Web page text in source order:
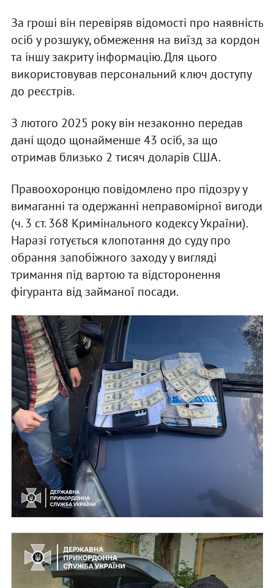
За гроші він перевіряв відомості про наявність
осіб у розшуку, обмеження на виїзд за кордон
та іншу закриту інформацію. Для цього
використовував персональний ключ доступу
до реєстрів.
З лютого 2025 року він незаконно передав
дані щодо щонайменше 43 осіб, за що
отримав близько 2 тисяч доларів США.
Правоохоронцю повідомлено про підозру у
вимаганні та одержанні неправомірної вигоди
(ч. 3 ст. 368 Кримінального кодексу України).
Наразі готується клопотання до суду про
обрання запобіжного заходу у вигляді
тримання під вартою та відсторонення
фігуранта від займаної посади.